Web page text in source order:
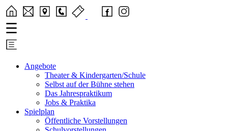
Angebote
Theater & Kindergarten/Schule
Selbst auf der Bühne stehen
Das Jahrespraktikum
Jobs & Praktika
Spielplan
Öffentliche Vorstellungen